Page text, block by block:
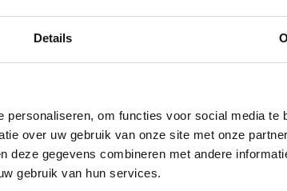
Details
om functies voor social media te
over uw gebruik van onze site met onze
deze gegevens combineren met andere
gebruik van hun services.